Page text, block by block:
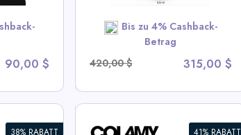
90,00 $
Bis zu 4% Cashback-
Betrag
420,00 $
315,00 $
SHOP NOW
38% RABATT 41% RABATT